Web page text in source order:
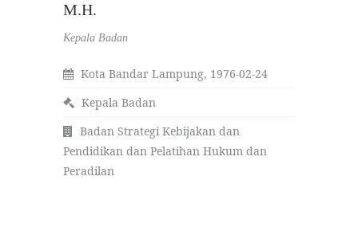
M.H.
Kepala Badan
Kota Bandar Lampung, 1976-02-24
Kepala Badan
Badan Strategi Kebijakan dan
Pendidikan dan Pelatihan Hukum dan
Peradilan